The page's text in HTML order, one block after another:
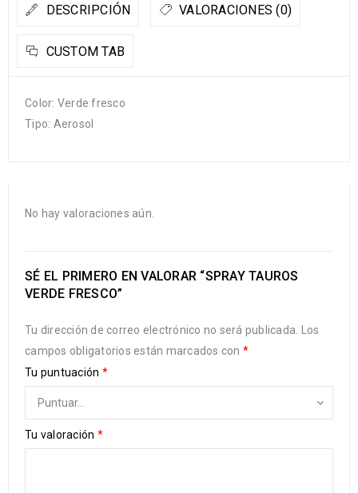
DESCRIPCIÓN VALORACIONES (0)
CUSTOM TAB
Color: Verde fresco
Tipo: Aerosol
No hay valoraciones aún.
SÉ EL PRIMERO EN VALORAR “SPRAY TAUROS
VERDE FRESCO”
Tu dirección de correo electrónico no será publicada. Los
campos obligatorios están marcados con *
Tu puntuación *
Tu valoración *